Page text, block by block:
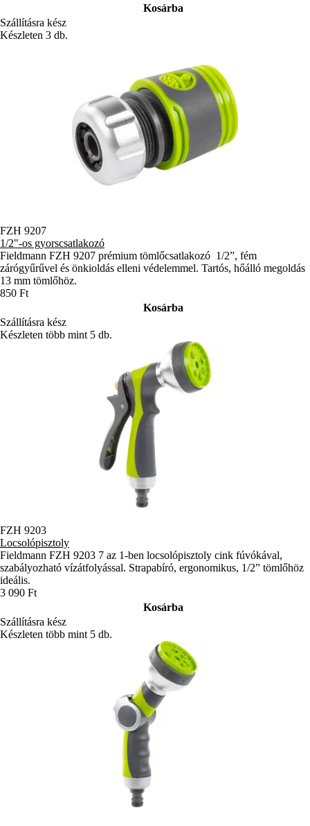
Kosárba
Szállításra kész
Készleten 3 db.
FZH 9207
1/2"-os gyorscsatlakozó
Fieldmann FZH 9207 prémium tömlőcsatlakozó 1/2”, fém
zárógyűrűvel és önkioldás elleni védelemmel. Tartós, hőálló megoldás
13 mm tömlőhöz.
850 Ft
Kosárba
Szállításra kész
Készleten több mint 5 db.
FZH 9203
Locsolópisztoly
Fieldmann FZH 9203 7 az 1-ben locsolópisztoly cink fúvókával,
szabályozható vízátfolyással. Strapabíró, ergonomikus, 1/2” tömlőhöz
ideális.
3 090 Ft
Kosárba
Szállításra kész
Készleten több mint 5 db.